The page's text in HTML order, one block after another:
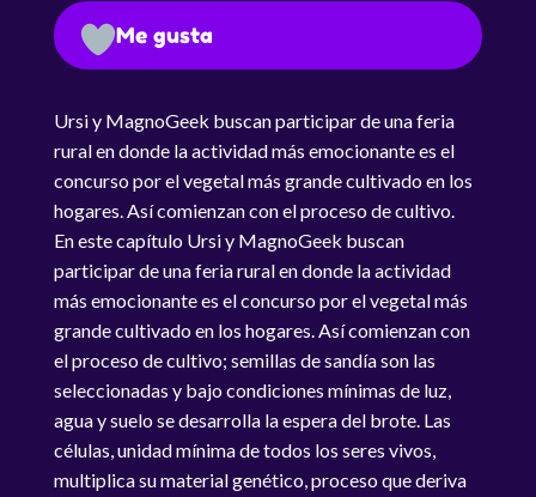
Me gusta
Ursi y MagnoGeek buscan participar de una feria
rural en donde la actividad más emocionante es el
concurso por el vegetal más grande cultivado en los
hogares. Así comienzan con el proceso de cultivo.
En este capítulo Ursi y MagnoGeek buscan
participar de una feria rural en donde la actividad
más emocionante es el concurso por el vegetal más
grande cultivado en los hogares. Así comienzan con
el proceso de cultivo; semillas de sandía son las
seleccionadas y bajo condiciones mínimas de luz,
agua y suelo se desarrolla la espera del brote. Las
células, unidad mínima de todos los seres vivos,
multiplica su material genético, proceso que deriva